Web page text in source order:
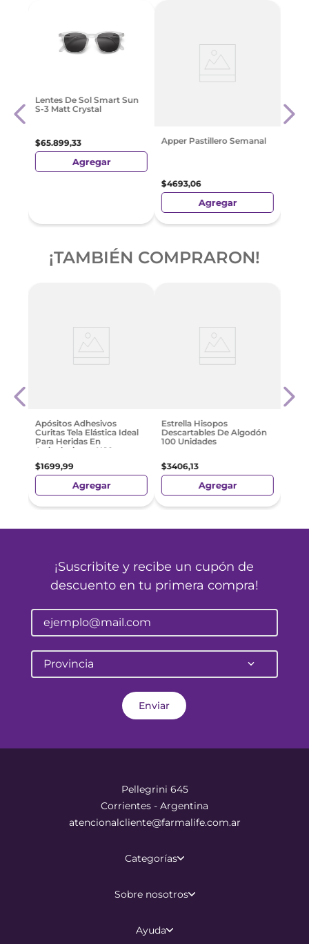
Lentes De Sol Smart Sun
S-3 Matt Crystal
$65.899,33
Agregar
Apper Pastillero Semanal
$4693,06
Agregar
¡TAMBIÉN COMPRARON!
Apósitos Adhesivos
Curitas Tela Elástica Ideal
Para Heridas En
Articulaciones X 10
$1699,99
Agregar
Estrella Hisopos
Descartables De Algodón
100 Unidades
$3406,13
Agregar
¡Suscribite y recibe un cupón de
descuento en tu primera compra!
Provincia
Enviar
Pellegrini 645
Corrientes - Argentina
atencionalcliente@farmalife.com.ar
Categorías
Sobre nosotros
Ayuda